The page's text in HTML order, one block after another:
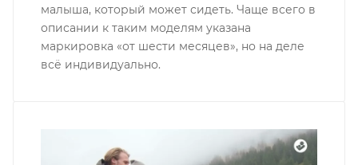
малыша, который может сидеть. Чаще всего в
описании к таким моделям указана
маркировка «от шести месяцев», но на деле
всё индивидуально.